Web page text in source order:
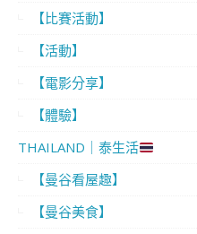
【比賽活動】
【活動】
【電影分享】
【體驗】
THAILAND｜泰生活
【曼谷看屋趣】
【曼谷美食】